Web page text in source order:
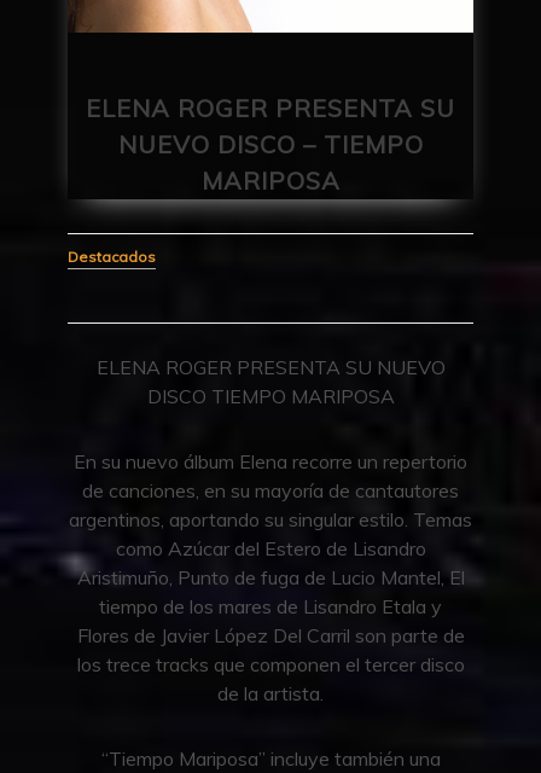
ELENA ROGER PRESENTA SU
NUEVO DISCO – TIEMPO
MARIPOSA
Destacados
ELENA ROGER PRESENTA SU NUEVO
DISCO TIEMPO MARIPOSA
En su nuevo álbum Elena recorre un repertorio
de canciones, en su mayoría de cantautores
argentinos, aportando su singular estilo. Temas
como Azúcar del Estero de Lisandro
Aristimuño, Punto de fuga de Lucio Mantel, El
tiempo de los mares de Lisandro Etala y
Flores de Javier López Del Carril son parte de
los trece tracks que componen el tercer disco
de la artista.
“Tiempo Mariposa” incluye también una